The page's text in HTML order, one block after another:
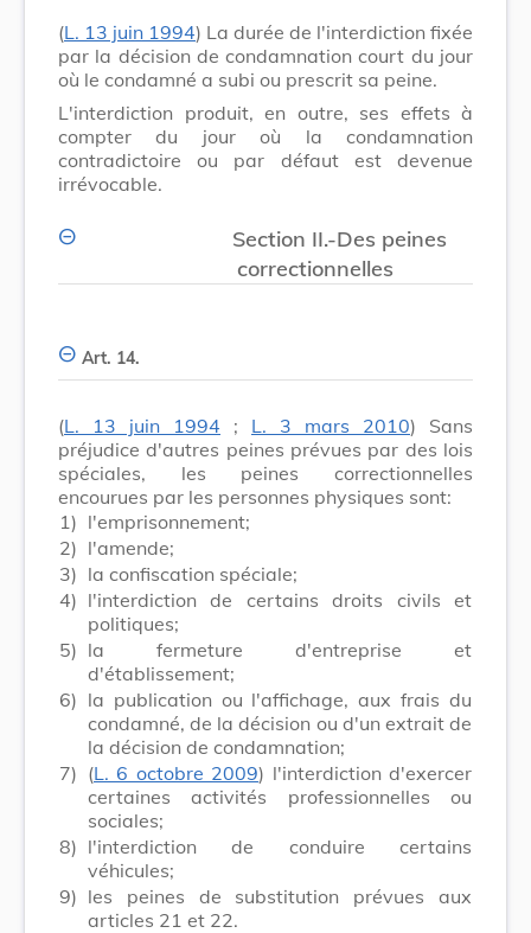
(L. 13 juin 1994) La durée de l'interdiction fixée
par la décision de condamnation court du jour
où le condamné a subi ou prescrit sa peine.
L'interdiction produit, en outre, ses effets à
compter du jour où la condamnation
contradictoire ou par défaut est devenue
irrévocable.
Section II.-Des peines
correctionnelles
Art. 14.
(L. 13 juin 1994 ; L. 3 mars 2010) Sans
préjudice d'autres peines prévues par des lois
spéciales, les peines correctionnelles
encourues par les personnes physiques sont:
1) l'emprisonnement;
2) l'amende;
3) la confiscation spéciale;
4) l'interdiction de certains droits civils et
politiques;
5) la fermeture d'entreprise et
d'établissement;
6) la publication ou l'affichage, aux frais du
condamné, de la décision ou d'un extrait de
la décision de condamnation;
7) (L. 6 octobre 2009) l'interdiction d'exercer
certaines activités professionnelles ou
sociales;
8) l'interdiction de conduire certains
véhicules;
9) les peines de substitution prévues aux
articles 21 et 22.